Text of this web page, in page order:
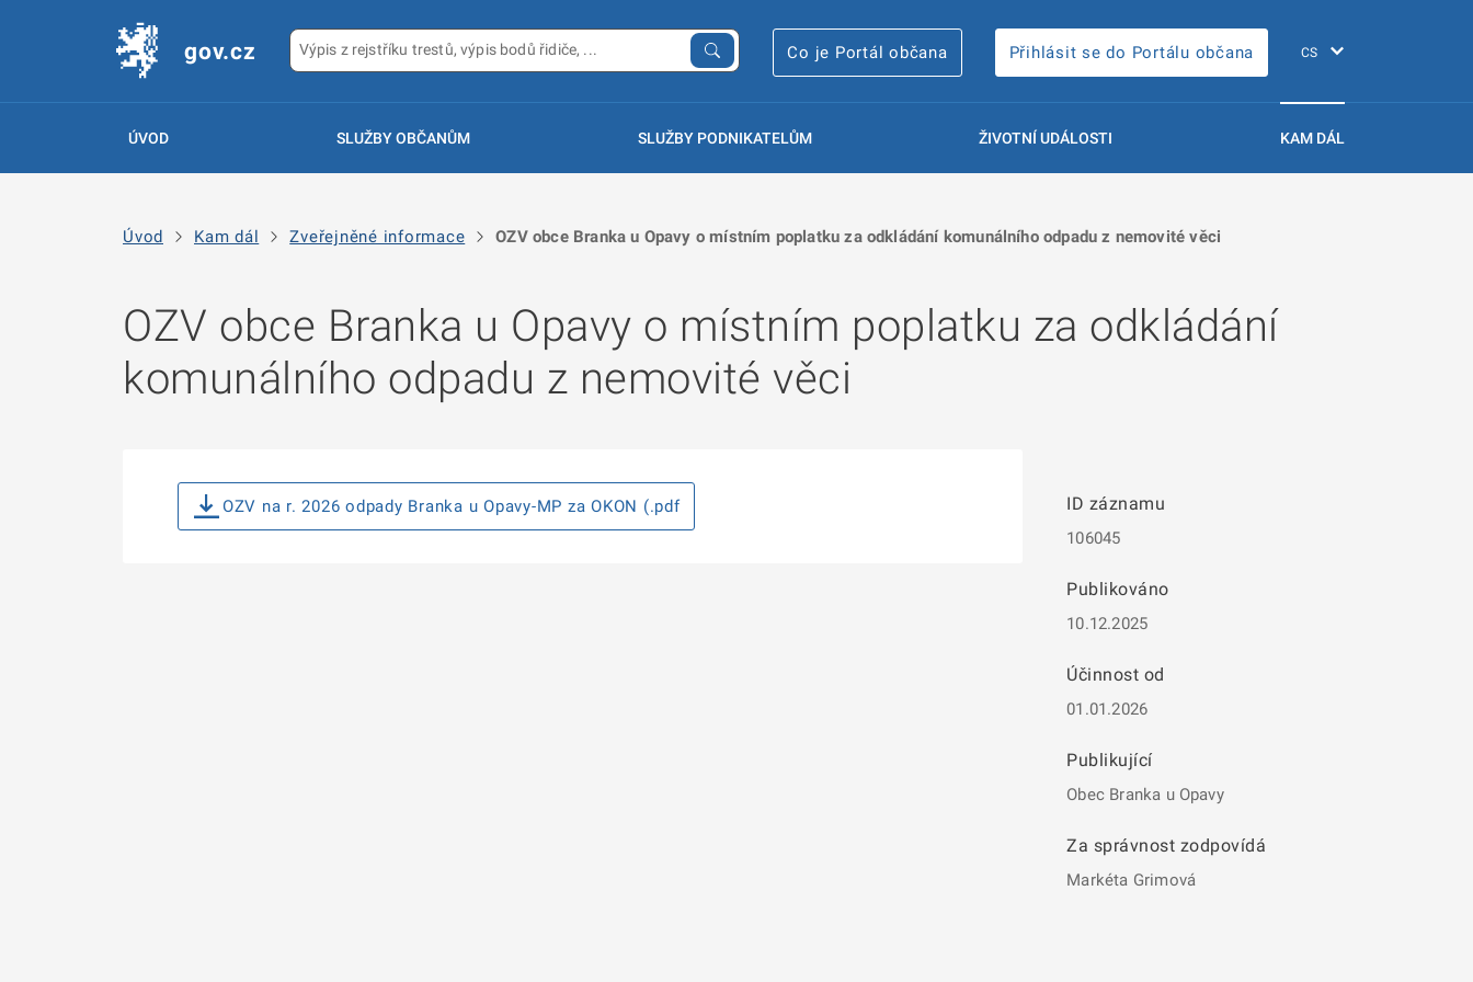
gov.cz Co je Portál občana Přihlásit se do Portálu občana
ÚVOD SLUŽBY OBČANŮM SLUŽBY PODNIKATELŮM ŽIVOTNÍ UDÁLOSTI KAM DÁL
Úvod Kam dál Zveřejněné informace OZV obce Branka u Opavy o místním poplatku za odkládání komunálního odpadu z nemovité věci
OZV obce Branka u Opavy o místním poplatku za odkládání
komunálního odpadu z nemovité věci
ID záznamu
106045
Publikováno
10.12.2025
Účinnost od
01.01.2026
Publikující
Obec Branka u Opavy
Za správnost zodpovídá
Markéta Grimová
OZV na r. 2026 odpady Branka u Opavy-MP za OKON (.pdf